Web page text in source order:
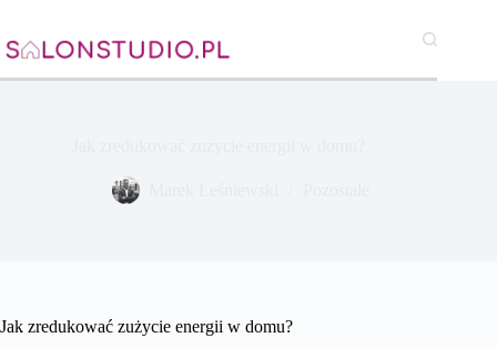
treści
Jak zredukować zużycie energii w domu?